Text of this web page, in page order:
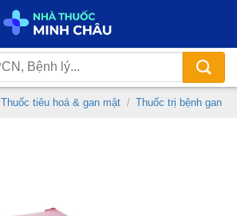
Thuốc tiêu hoá & gan mật / Thuốc trị bệnh gan